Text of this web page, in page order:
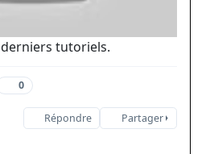
tutoriels.
0
Répondre Partager